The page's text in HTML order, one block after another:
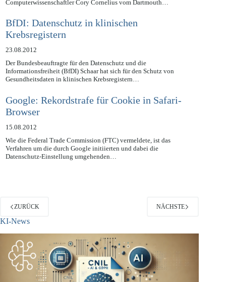
desto wichtiger werden Methoden zur sicheren Identifizierung. Der
BfDI: Datenschutz in klinischen
Krebsregistern
23.08.2012
Der Bundesbeauftragte für den Datenschutz und die
Informationsfreiheit (BfDI) Schaar hat sich für den Schutz von
Google: Rekordstrafe für Cookie in Safari-
Browser
15.08.2012
Wie die Federal Trade Commission (FTC) vermeldete, ist das
Verfahren um die durch Google initiierten und dabei die
ZURÜCK
KI-News